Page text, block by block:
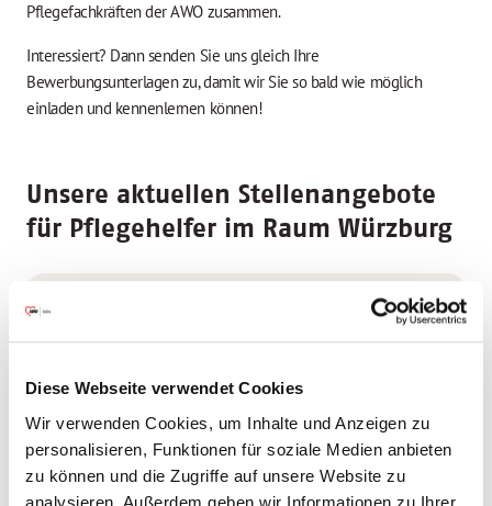
Diese Webseite verwendet Cookies
Wir verwenden Cookies, um Inhalte und Anzeigen zu
personalisieren, Funktionen für soziale Medien anbieten
zu können und die Zugriffe auf unsere Website zu
analysieren. Außerdem geben wir Informationen zu Ihrer
Pflegefachkräften der AWO zusammen.
Interessiert? Dann senden Sie uns gleich Ihre
Bewerbungsunterlagen zu, damit wir Sie so bald wie möglich
einladen und kennenlernen können!
Unsere aktuellen Stellenangebote
für Pflegehelfer im Raum Würzburg
97082 Würzburg
ab sofort